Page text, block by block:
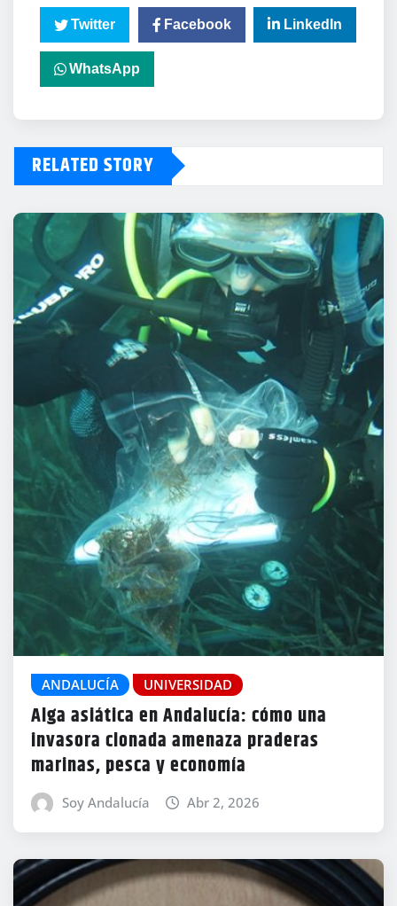
Twitter Facebook LinkedIn
WhatsApp
RELATED STORY
ANDALUCÍA UNIVERSIDAD
Alga asiática en Andalucía: cómo una
invasora clonada amenaza praderas
marinas, pesca y economía
Soy Andalucía Abr 2, 2026